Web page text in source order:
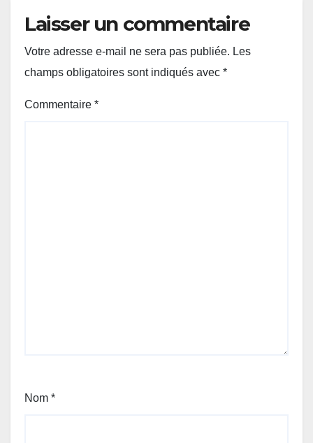
Laisser un commentaire
Votre adresse e-mail ne sera pas publiée. Les
champs obligatoires sont indiqués avec *
Commentaire *
Nom *